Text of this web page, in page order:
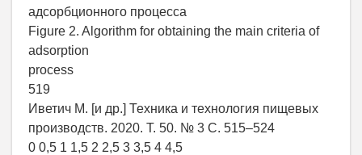
адсорбционного процесса
Figure 2. Algorithm for obtaining the main criteria of
adsorption
process
519
Иветич М. [и др.] Техника и технология пищевых
производств. 2020. Т. 50. № 3 С. 515–524
0 0,5 1 1,5 2 2,5 3 3,5 4 4,5